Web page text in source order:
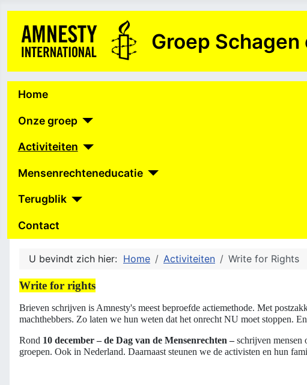
Groep
Home
Onze groep
Activiteiten
Mensenrechteneducatie
Terugblik
Contact
U bevindt zich hier: Home Activiteiten Write for Rights
Write for rights
Brieven schrijven is Amnesty's meest beproefde actiemethode. Met
machthebbers. Zo laten we hun weten dat het onrecht NU moet stoppen.
Rond 10 december – de Dag van de Mensenrechten –schrijven mensen
groepen. Ook in Nederland. Daarnaast steunen we de activisten en hun